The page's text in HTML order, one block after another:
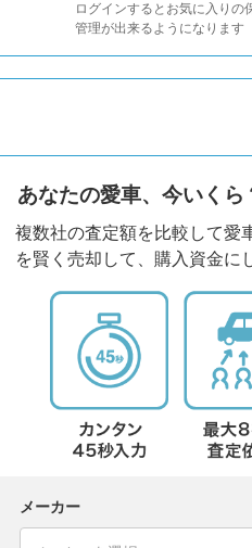
ログインするとお気に入りの
管理が出来るようになります
あなたの愛車、今いくら
複数社の査定額を比較して愛
を賢く売却して、購入資金に
メーカー